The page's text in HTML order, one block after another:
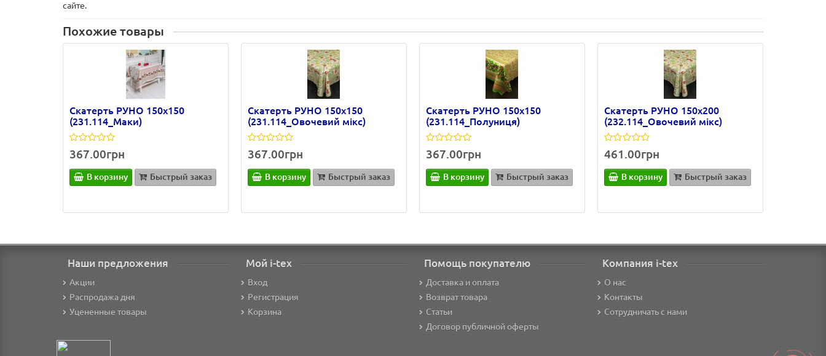
сайте.
Похожие товары
Скатерть РУНО 150х150
(231.114_Маки)
367.00грн
В корзину Быстрый заказ
Скатерть РУНО 150х150
(231.114_Овочевий мікс)
367.00грн
В корзину Быстрый заказ
Скатерть РУНО 150х150
(231.114_Полуниця)
367.00грн
В корзину Быстрый заказ
Скатерть РУНО 150х200
(232.114_Овочевий мікс)
461.00грн
В корзину Быстрый заказ
Наши предложения
Акции
Распродажа дня
Уцененные товары
Мой i-tex
Вход
Регистрация
Корзина
Помощь покупателю
Доставка и оплата
Возврат товара
Статьи
Договор публичной оферты
Компания i-tex
О нас
Контакты
Сотрудничать с нами